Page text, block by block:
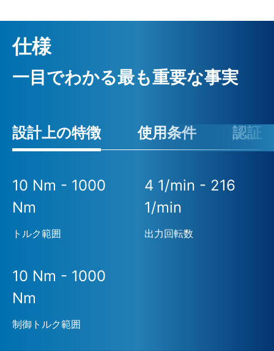
仕様
一目でわかる最も重要な事実
設計上の特徴 使用条件 認証
10 Nm - 1000
Nm
トルク範囲
4 1/min - 216
1/min
出力回転数
10 Nm - 1000
Nm
制御トルク範囲